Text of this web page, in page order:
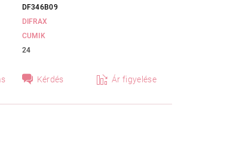
DF346B09
DIFRAX
CUMIK
24
Kérdés Ár figyelése